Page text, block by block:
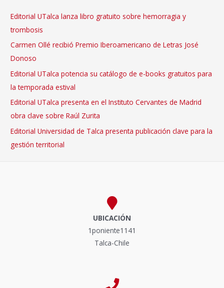
Editorial UTalca lanza libro gratuito sobre hemorragia y
trombosis
Carmen Ollé recibió Premio Iberoamericano de Letras José
Donoso
Editorial UTalca potencia su catálogo de e-books gratuitos para
la temporada estival
Editorial UTalca presenta en el Instituto Cervantes de Madrid
obra clave sobre Raúl Zurita
Editorial Universidad de Talca presenta publicación clave para la
gestión territorial
UBICACIÓN
1poniente1141
Talca-Chile